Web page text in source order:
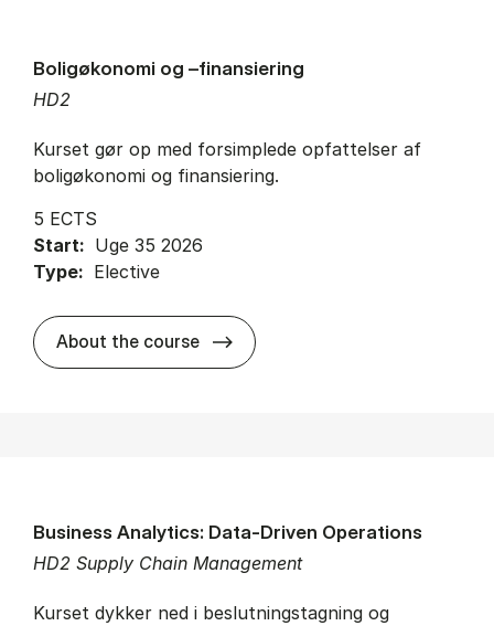
HD2
Boligøkonomi og –finansiering
Kurset gør op med forsimplede opfattelser af
boligøkonomi og finansiering.
5 ECTS
Start: Uge 35 2026
Type: Elective
About the course about
HD2 Supply Chain Management
Business Analytics: Data-Driven Operations
Kurset dykker ned i beslutningstagning og